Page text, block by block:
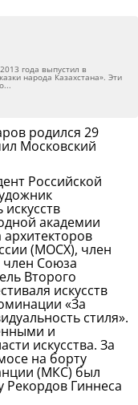
народа Казахстана». Эти
родился 29
Московский
Российской
академии
архитекторов
(МОСХ), член
Союза
Второго
искусств
«За
стиля».
и
искусства. За
на борту
(МКС) был
Рекордов Гиннеса